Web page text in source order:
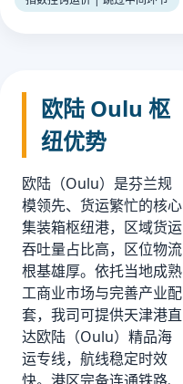
欧陆 Oulu 枢
纽优势
欧陆（Oulu）是芬兰规
模领先、货运繁忙的核心
集装箱枢纽港，区域货运
吞吐量占比高，区位物流
根基雄厚。依托当地成熟
工商业市场与完善产业配
套，我司可提供天津港直
达欧陆（Oulu）精品海
运专线，航线稳定时效